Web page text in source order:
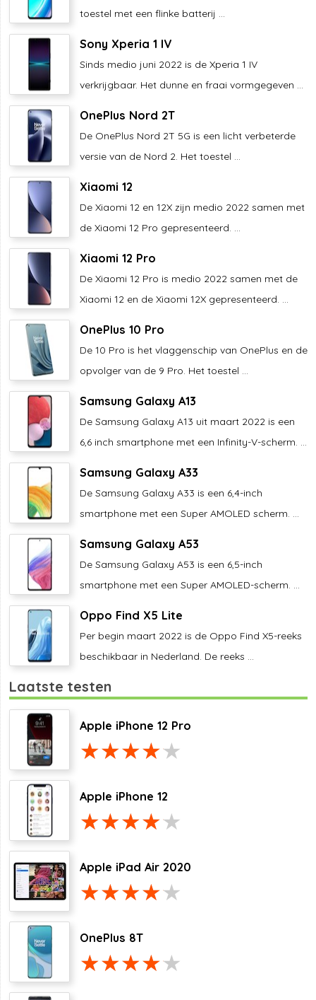
toestel met een flinke batterij ...
Sony Xperia 1 IV
Sinds medio juni 2022 is de Xperia 1 IV
verkrijgbaar. Het dunne en fraai vormgegeven ...
OnePlus Nord 2T
De OnePlus Nord 2T 5G is een licht verbeterde
versie van de Nord 2. Het toestel ...
Xiaomi 12
De Xiaomi 12 en 12X zijn medio 2022 samen met
de Xiaomi 12 Pro gepresenteerd. ...
Xiaomi 12 Pro
De Xiaomi 12 Pro is medio 2022 samen met de
Xiaomi 12 en de Xiaomi 12X gepresenteerd. ...
OnePlus 10 Pro
De 10 Pro is het vlaggenschip van OnePlus en de
opvolger van de 9 Pro. Het toestel ...
Samsung Galaxy A13
De Samsung Galaxy A13 uit maart 2022 is een
6,6 inch smartphone met een Infinity-V-scherm. ...
Samsung Galaxy A33
De Samsung Galaxy A33 is een 6,4-inch
smartphone met een Super AMOLED scherm. ...
Samsung Galaxy A53
De Samsung Galaxy A53 is een 6,5-inch
smartphone met een Super AMOLED-scherm. ...
Oppo Find X5 Lite
Per begin maart 2022 is de Oppo Find X5-reeks
beschikbaar in Nederland. De reeks ...
Laatste testen
Apple iPhone 12 Pro
Apple iPhone 12
Apple iPad Air 2020
OnePlus 8T